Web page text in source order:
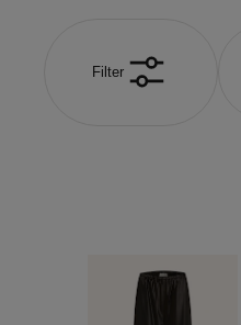
Filter